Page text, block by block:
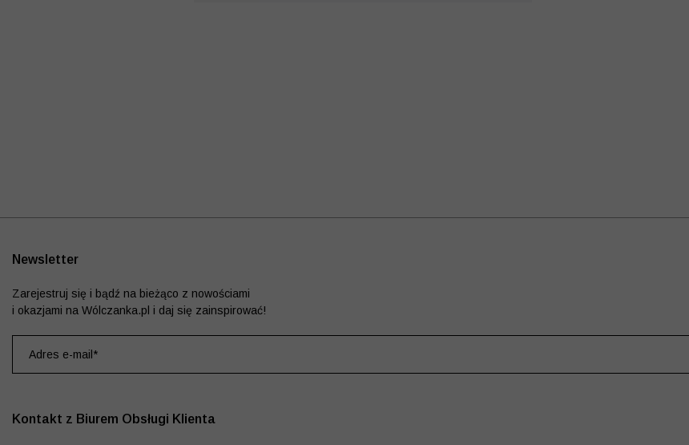
Kontakt z Biurem Obsługi Klienta
Newsletter
Zarejestruj się i bądź na bieżąco z nowościami
i okazjami na Wólczanka.pl i daj się zainspirować!